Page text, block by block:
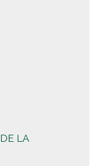
LA